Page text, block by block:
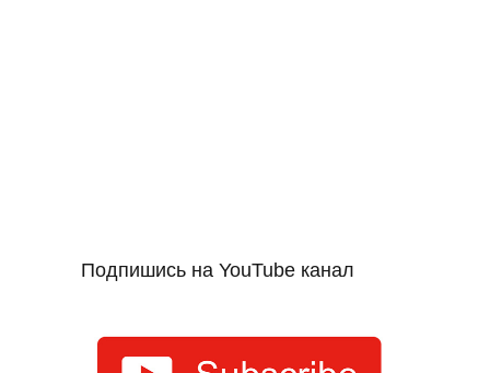
Подпишись на YouTube канал